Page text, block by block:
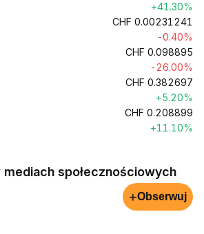
+41.30%
CHF 0.00231241
-0.40%
CHF 0.098895
-26.00%
CHF 0.382697
+5.20%
CHF 0.208899
+11.10%
mediach społecznościowych
+Obserwuj